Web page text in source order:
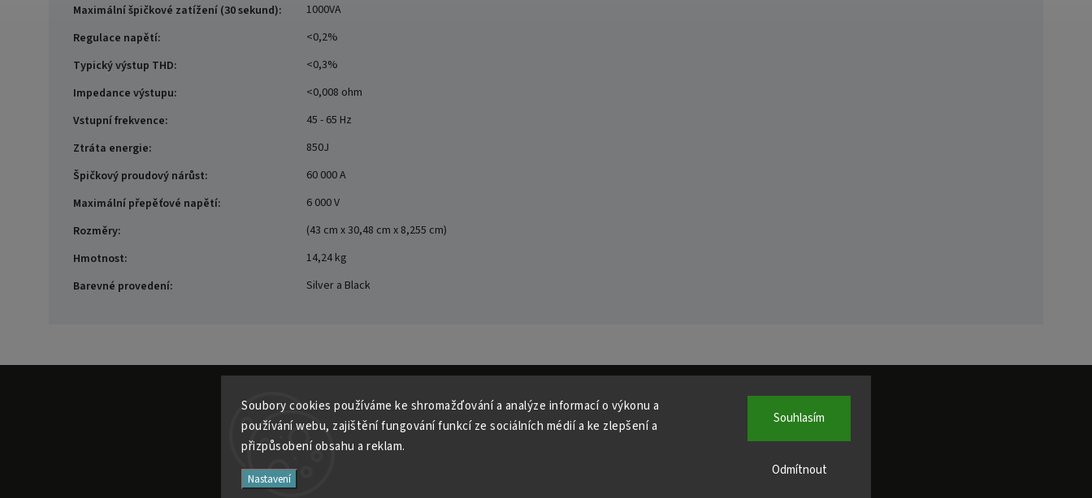
Soubory cookies používáme ke shromažďování a analýze informací o výkonu a
používání webu, zajištění fungování funkcí ze sociálních médií a ke zlepšení a
přizpůsobení obsahu a reklam.
Nastavení
Odmítnout
Souhlasím
Maximální špičkové zatížení (30 sekund):
1000VA
Regulace napětí:
<0,2%
Typický výstup THD:
<0,3%
Impedance výstupu:
<0,008 ohm
Vstupní frekvence:
45 - 65 Hz
Ztráta energie:
850J
Špičkový proudový nárůst:
60 000 A
Maximální přepěťové napětí:
6 000 V
Rozměry:
(43 cm x 30,48 cm x 8,255 cm)
Hmotnost:
14,24 kg
Barevné provedení: Silver a Black
Copyright 2026 Studio Špalíček. Všechna práva vyhrazena.